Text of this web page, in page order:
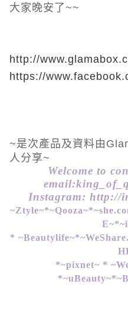
大家晚安了~~
http://
https://
~是次產品及資料由
人分享~
Welcome to
email:
Instagram: http://
~Ztyle~*~Qooza~*~
E~*~
* ~Beautylife~*~
*~pixnet~ * ~
*~uBeauty~*~